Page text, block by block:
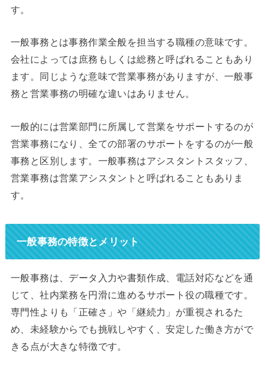
す。
一般事務とは事務作業全般を担当する職種の意味です。
会社によっては庶務もしくは総務と呼ばれることもあり
ます。同じような意味で営業事務がありますが、一般事
務と営業事務の明確な違いはありません。
一般的には営業部門に所属して営業をサポートするのが
営業事務になり、全ての部署のサポートをするのが一般
事務と区別します。一般事務はアシスタントスタッフ、
営業事務は営業アシスタントと呼ばれることもありま
す。
一般事務の特徴とメリット
一般事務は、データ入力や書類作成、電話対応などを通
じて、社内業務を円滑に進めるサポート役の職種です。
専門性よりも「正確さ」や「継続力」が重視されるた
め、未経験からでも挑戦しやすく、安定した働き方がで
きる点が大きな特徴です。